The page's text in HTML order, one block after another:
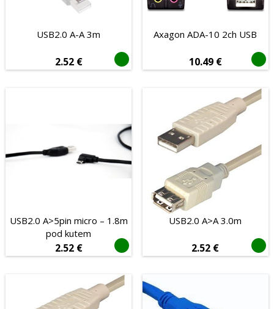
Potrošni materijal
Tip povezivanja
Laserski
Optički
USB2.0 A-A 3m
2.52 €
Axagon ADA-10 2ch USB
10.49 €
USB2.0 A>5pin micro – 1.8m
pod kutem
2.52 €
USB2.0 A>A 3.0m
2.52 €